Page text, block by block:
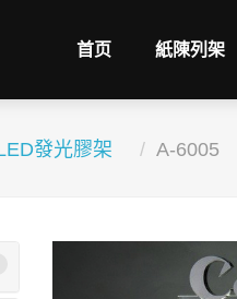
首页 紙陳列架
發光膠架 A-6005